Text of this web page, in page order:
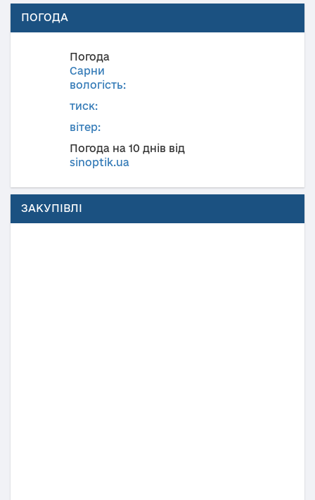
ПОГОДА
Погода
Сарни
вологість:
тиск:
вітер:
Погода на 10 днів від
sinoptik.ua
ЗАКУПІВЛІ